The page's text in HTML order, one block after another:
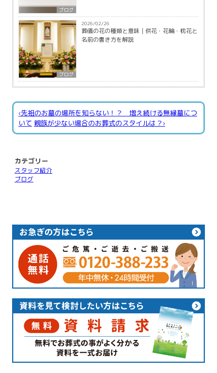
ブログ
ブログ
2026/02/26
葬儀の花の種類と意味｜供花・花輪・枕花と
名前の書き方を解説
‹先祖のお墓の場所を知らない！？ 増え続ける無縁墓につ
いて 親族が少ない場合のお葬式のスタイルは？›
カテゴリー
スタッフ紹介
ブログ